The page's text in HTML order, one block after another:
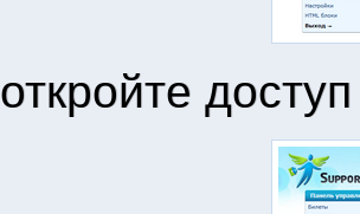
откройте